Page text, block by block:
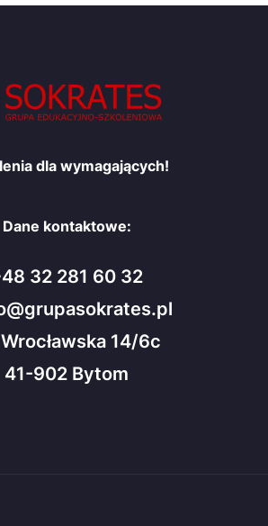
dla wymagających!
Dane kontaktowe:
32 281 60 32
14/6c
41-902 Bytom